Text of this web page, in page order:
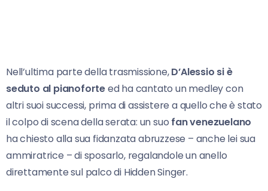
Nell’ultima parte della trasmissione,D’Alessio si è
seduto al pianoforteed ha cantato un medley con
altri suoi successi, prima di assistere a quello che è stato
il colpo di scena della serata: un suo fan venezuelano
ha chiesto alla sua fidanzata abruzzese – anche lei sua
ammiratrice – di sposarlo, regalandole un anello
direttamente sul palco di Hidden Singer.